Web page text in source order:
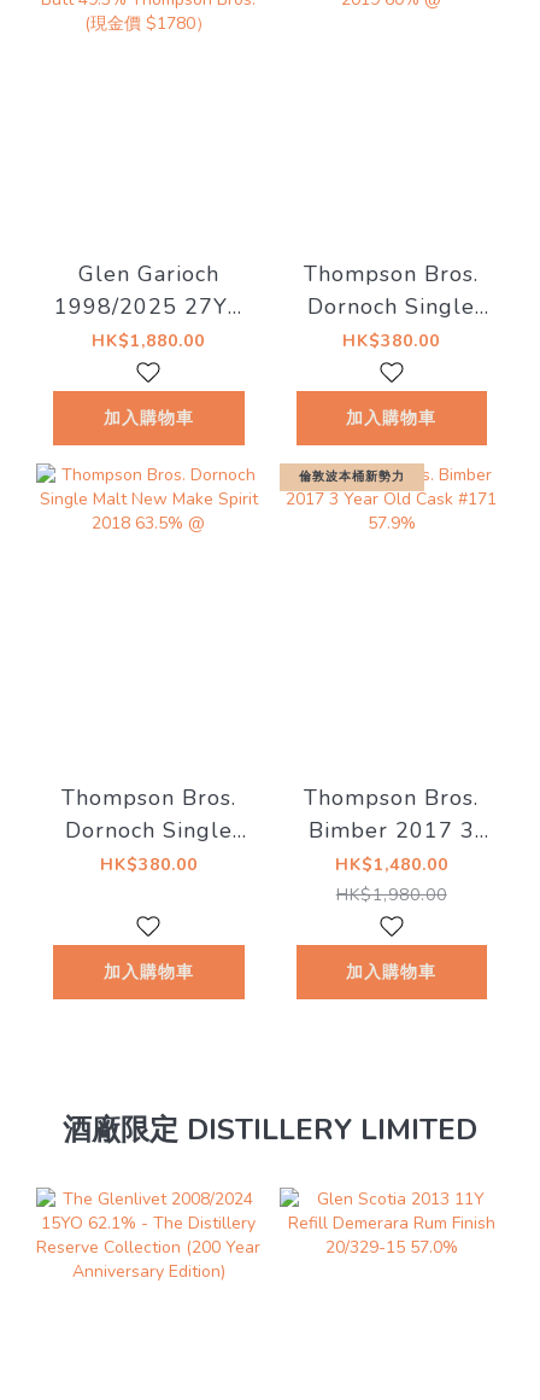
Glen Garioch
1998/2025 27YO
1st Fill Fino
Sherry Butt 49.3%
Thompson Bros.
HK$1,880.00
加入購物車
Thompson Bros.
Dornoch Single
Malt New Make
Spirit 2019 60%
@
HK$380.00
加入購物車
Thompson Bros.
Dornoch Single
Malt New Make
@
HK$380.00
加入購物車
倫敦波本桶新勢力
Thompson Bros.
Bimber 2017 3
Year Old Cask
#171 57.9%
HK$1,480.00
HK$1,980.00
加入購物車
酒廠限定 DISTILLERY LIMITED